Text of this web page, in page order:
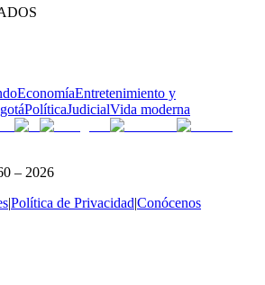
EconomíaEntretenimiento y
PolíticaJudicialVida moderna
– 2026
|Política de Privacidad|Conócenos